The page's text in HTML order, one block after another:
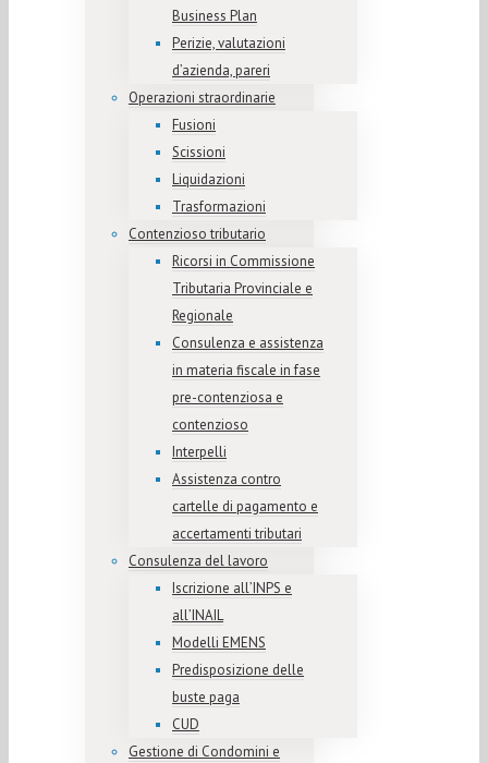
Business Plan
Perizie, valutazioni
d’azienda, pareri
Operazioni straordinarie
Fusioni
Scissioni
Liquidazioni
Trasformazioni
Contenzioso tributario
Ricorsi in Commissione
Tributaria Provinciale e
Regionale
Consulenza e assistenza
in materia fiscale in fase
pre-contenziosa e
contenzioso
Interpelli
Assistenza contro
cartelle di pagamento e
accertamenti tributari
Consulenza del lavoro
Iscrizione all’INPS e
all’INAIL
Modelli EMENS
Predisposizione delle
buste paga
CUD
Gestione di Condomini e